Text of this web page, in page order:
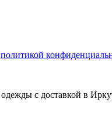
политикой
с доставкой в